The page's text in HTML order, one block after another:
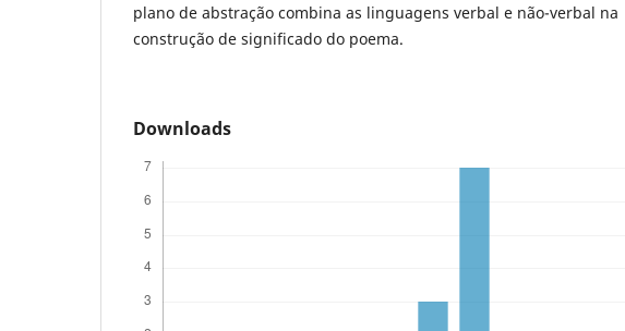
plano de abstração combina as linguagens verbal e não-verbal na
construção de significado do poema.
Downloads